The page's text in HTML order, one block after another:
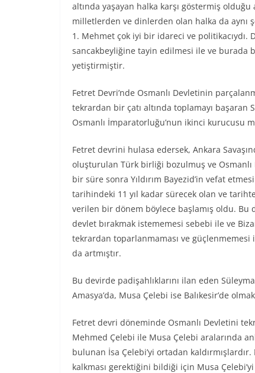
altında yaşayan halka karşı göstermiş
milletlerden ve dinlerden olan halka da aynı
1. Mehmet çok iyi bir idareci ve politikacıydı.
sancakbeyliğine tayin edilmesi ile ve
yetiştirmiştir.
Fetret Devri’nde Osmanlı Devletinin
tekrardan bir çatı altında toplamayı başaran
Osmanlı İmparatorluğu’nun ikinci kurucusu
Fetret devrini hulasa edersek, Ankara
oluşturulan Türk birliği bozulmuş ve Osmanlı
bir süre sonra Yıldırım Bayezid’in vefat
tarihindeki 11 yıl kadar sürecek olan ve
verilen bir dönem böylece başlamış oldu.
devlet bırakmak istememesi sebebi ile ve
tekrardan toparlanmaması ve güçlenmemesi
da artmıştır.
Bu devirde padişahlıklarını ilan eden
Amasya’da, Musa Çelebi ise Balıkesir’de
Fetret devri döneminde Osmanlı Devletini
Mehmed Çelebi ile Musa Çelebi aralarında
bulunan İsa Çelebi’yi ortadan
kalkması gerektiğini bildiği için Musa